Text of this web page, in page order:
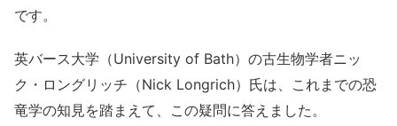
です。
英バース大学（University of Bath）の古生物学者ニッ
ク・ロングリッチ（Nick Longrich）氏は、これまでの恐
竜学の知見を踏まえて、この疑問に答えました。